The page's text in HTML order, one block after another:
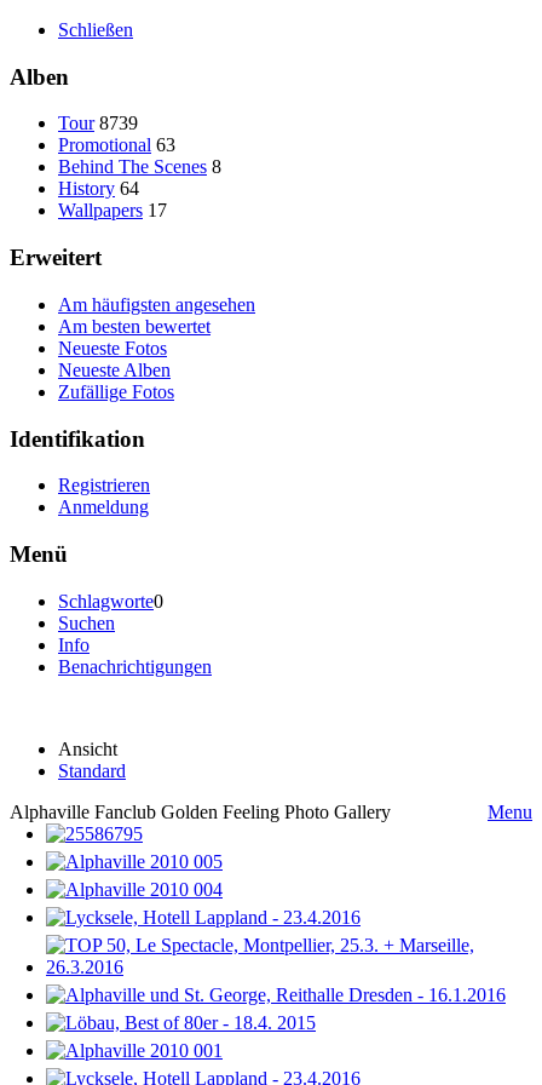
Schließen
Alben
Tour 8739
Promotional 63
Behind The Scenes 8
History 64
Wallpapers 17
Erweitert
Am häufigsten angesehen
Am besten bewertet
Neueste Fotos
Neueste Alben
Zufällige Fotos
Identifikation
Registrieren
Anmeldung
Menü
Schlagworte0
Suchen
Info
Benachrichtigungen
Ansicht
Standard
Alphaville Fanclub Golden Feeling Photo Gallery
Menu